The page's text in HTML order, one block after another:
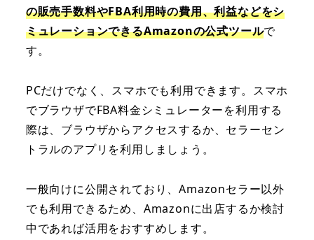
の販売手数料やFBA利用時の費用、利益などをシ
ミュレーションできるAmazonの公式ツールで
す。
PCだけでなく、スマホでも利用できます。スマホ
でブラウザでFBA料金シミュレーターを利用する
際は、ブラウザからアクセスするか、セラーセン
トラルのアプリを利用しましょう。
一般向けに公開されており、Amazonセラー以外
でも利用できるため、Amazonに出店するか検討
中であれば活用をおすすめします。